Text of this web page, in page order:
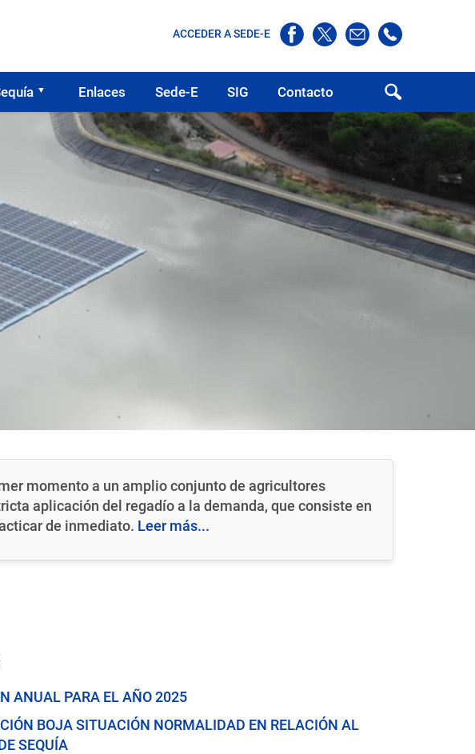
Enlaces Sede-E SIG Contacto
ACCEDER A SEDE-E
momento a un amplio conjunto de agricultores
aplicación del regadío a la demanda, que consiste en
de inmediato. Leer más...
ANUAL PARA EL AÑO 2025
BOJA SITUACIÓN NORMALIDAD EN RELACIÓN AL
SEQUÍA